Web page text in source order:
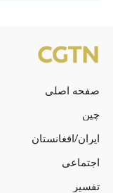
صفحه اصلی
چین
ایران/افغانستان
اجتماعی
تفسیر